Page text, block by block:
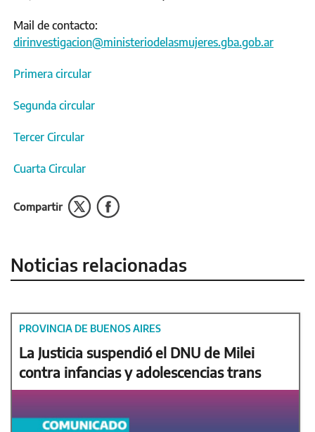
Mail de contacto:
dirinvestigacion@ministeriodelasmujeres.gba.gob.ar
Primera circular
Segunda circular
Tercer Circular
Cuarta Circular
Compartir
Noticias relacionadas
PROVINCIA DE BUENOS AIRES
La Justicia suspendió el DNU de Milei
contra infancias y adolescencias trans